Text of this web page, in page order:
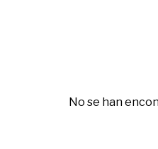
No se han